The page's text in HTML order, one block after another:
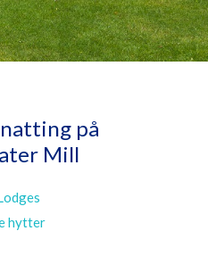
på
Mill
hytter